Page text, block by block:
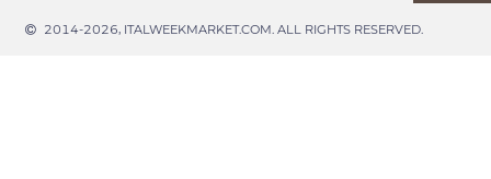
2014-2026, ITALWEEKMARKET.COM. ALL RIGHTS RESERVED.